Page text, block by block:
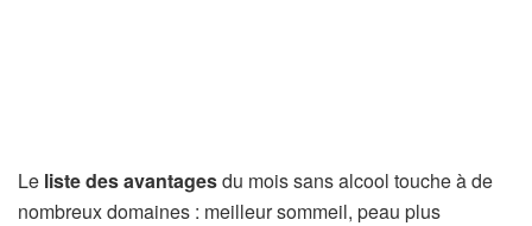
Le liste des avantagesdu mois sans alcool touche à de
nombreux domaines : meilleur sommeil, peau plus